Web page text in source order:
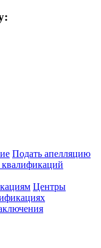
Подать апелляцию
Центры